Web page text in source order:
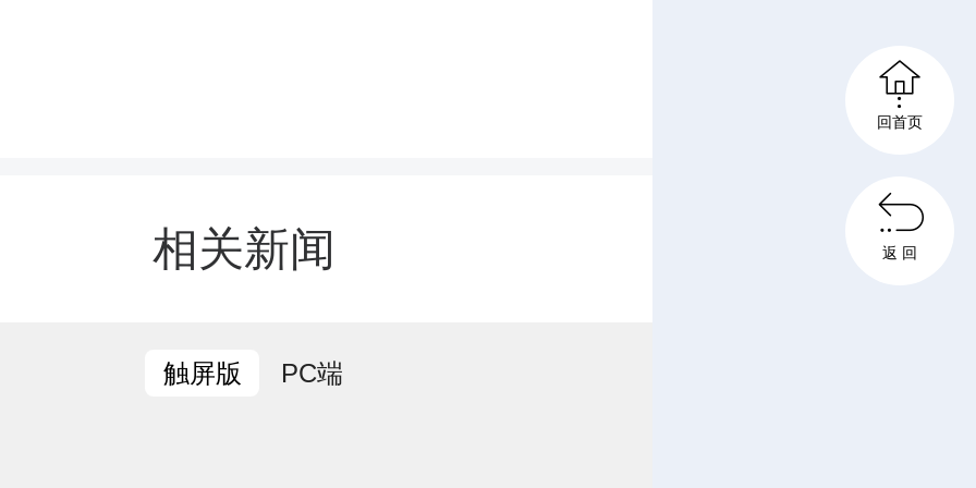
艳红深入生产车间与项目建设一
察看工艺流程，详细了解项目进
经营、技术研发等情况。
相关新闻
触屏版 PC端

回首页

返 回